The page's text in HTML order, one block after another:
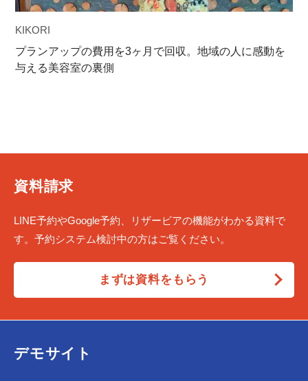
KIKORI
プランアップの費用を3ヶ月で回収。地域の人に感動を
与える美容室の裏側
資料請求
LINE予約やGoogle予約、リザービアの機能がわかる資料で
す。予約システム検討中の方はご覧ください。
まずは資料をもらう
デモサイト